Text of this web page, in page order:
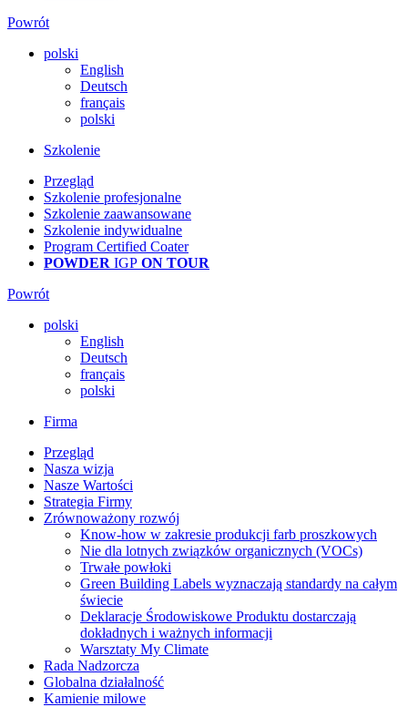
Powrót
polski
English
Deutsch
français
polski
Szkolenie
Przegląd
Szkolenie profesjonalne
Szkolenie zaawansowane
Szkolenie indywidualne
Program Certified Coater
POWDER IGP ON TOUR
Powrót
polski
English
Deutsch
français
polski
Firma
Przegląd
Nasza wizja
Nasze Wartości
Strategia Firmy
Zrównoważony rozwój
Know-how w zakresie produkcji farb proszkowych
Nie dla lotnych związków organicznych (VOCs)
Trwałe powłoki
Green Building Labels wyznaczają standardy na całym
świecie
Deklaracje Środowiskowe Produktu dostarczają
dokładnych i ważnych informacji
Warsztaty My Climate
Rada Nadzorcza
Globalna działalność
Kamienie milowe